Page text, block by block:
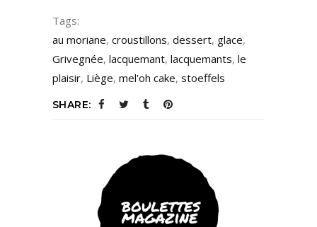
Tags:
au moriane, croustillons, dessert, glace,
Grivegnée, lacquemant, lacquemants, le
plaisir, Liège, mel'oh cake, stoeffels
SHARE: